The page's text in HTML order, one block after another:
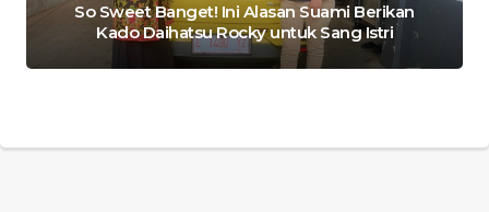
So Sweet Banget! Ini Alasan Suami Berikan
Kado Daihatsu Rocky untuk Sang Istri